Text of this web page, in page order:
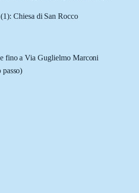
(1): Chiesa di San Rocco
fino aVia Guglielmo Marconi